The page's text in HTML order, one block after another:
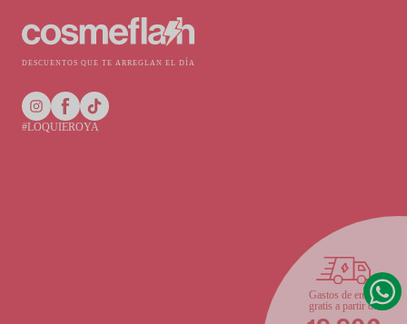
DESCUENTOS QUE TE ARREGLAN EL DÍA
#LOQUIEROYA
Gastos de envío
gratis a partir de